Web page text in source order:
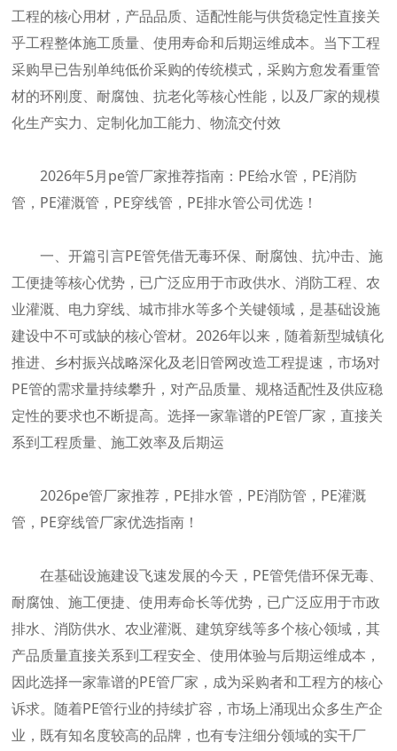
工程的核心用材，产品品质、适配性能与供货稳定性直接关
乎工程整体施工质量、使用寿命和后期运维成本。当下工程
采购早已告别单纯低价采购的传统模式，采购方愈发看重管
材的环刚度、耐腐蚀、抗老化等核心性能，以及厂家的规模
化生产实力、定制化加工能力、物流交付效
2026年5月pe管厂家推荐指南：PE给水管，PE消防
管，PE灌溉管，PE穿线管，PE排水管公司优选！
一、开篇引言PE管凭借无毒环保、耐腐蚀、抗冲击、施
工便捷等核心优势，已广泛应用于市政供水、消防工程、农
业灌溉、电力穿线、城市排水等多个关键领域，是基础设施
建设中不可或缺的核心管材。2026年以来，随着新型城镇化
推进、乡村振兴战略深化及老旧管网改造工程提速，市场对
PE管的需求量持续攀升，对产品质量、规格适配性及供应稳
定性的要求也不断提高。选择一家靠谱的PE管厂家，直接关
系到工程质量、施工效率及后期运
2026pe管厂家推荐，PE排水管，PE消防管，PE灌溉
管，PE穿线管厂家优选指南！
在基础设施建设飞速发展的今天，PE管凭借环保无毒、
耐腐蚀、施工便捷、使用寿命长等优势，已广泛应用于市政
排水、消防供水、农业灌溉、建筑穿线等多个核心领域，其
产品质量直接关系到工程安全、使用体验与后期运维成本，
因此选择一家靠谱的PE管厂家，成为采购者和工程方的核心
诉求。随着PE管行业的持续扩容，市场上涌现出众多生产企
业，既有知名度较高的品牌，也有专注细分领域的实干厂